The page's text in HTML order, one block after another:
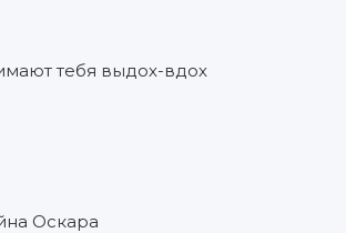
тебя выдох-вдох
Оскара